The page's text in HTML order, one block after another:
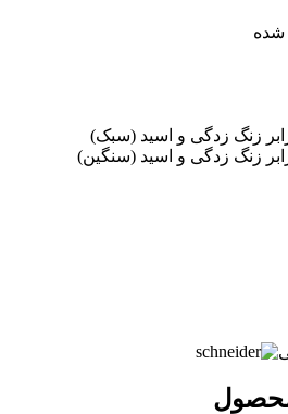
شده
زنگ زدگی و اسید (سبک)
زنگ زدگی و اسید (سنگین)
محصول